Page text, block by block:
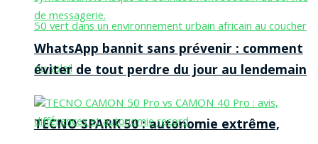
TECNO SPARK 50 : autonomie extrême,
WhatsApp bannit sans prévenir : comment
éviter de tout perdre du jour au lendemain